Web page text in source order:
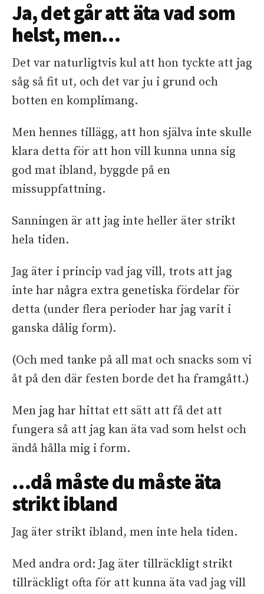
Ja, det går att äta vad som
helst, men…
Det var naturligtvis kul att hon tyckte att jag
såg så fit ut, och det var ju i grund och
botten en komplimang.
Men hennes tillägg, att hon själva inte skulle
klara detta för att hon vill kunna unna sig
god mat ibland, byggde på en
missuppfattning.
Sanningen är att jag inte heller äter strikt
hela tiden.
Jag äter i princip vad jag vill, trots att jag
inte har några extra genetiska fördelar för
detta (under flera perioder har jag varit i
ganska dålig form).
(Och med tanke på all mat och snacks som vi
åt på den där festen borde det ha framgått.)
Men jag har hittat ett sätt att få det att
fungera så att jag kan äta vad som helst och
ändå hålla mig i form.
…då måste du måste äta
strikt ibland
Jag äter strikt ibland, men inte hela tiden.
Med andra ord: Jag äter tillräckligt strikt
tillräckligt ofta för att kunna äta vad jag vill